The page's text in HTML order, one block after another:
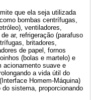
que ela seja utilizada
bombas centrífugas,
ventiladores,
ar, refrigeração (parafuso
britadores,
de papel, fornos
(bolas e martelo) e
acionamento suave e
a vida útil do
Homem-Máquina)
sistema, proporcionando